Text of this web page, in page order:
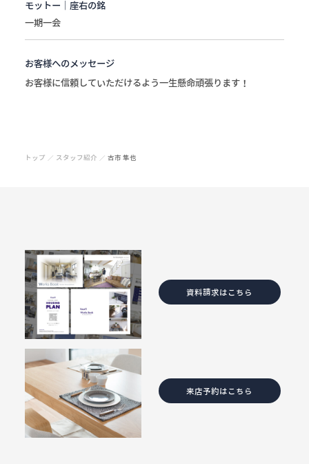
モットー｜座右の銘
一期一会
お客様へのメッセージ
お客様に信頼していただけるよう一生懸命頑張ります！
トップ ／ スタッフ紹介 ／ 古市 隼也
資料請求はこちら
来店予約はこちら